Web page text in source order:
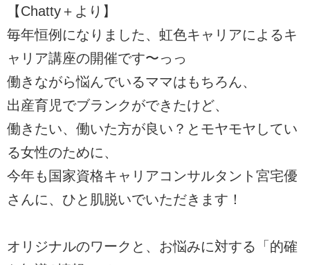
【Chatty＋より】
毎年恒例になりました、虹色キャリアによるキ
ャリア講座の開催です〜っっ
働きながら悩んでいるママはもちろん、
出産育児でブランクができたけど、
働きたい、働いた方が良い？とモヤモヤしてい
る女性のために、
今年も国家資格キャリアコンサルタント宮宅優
さんに、ひと肌脱いでいただきます！
オリジナルのワークと、お悩みに対する「的確